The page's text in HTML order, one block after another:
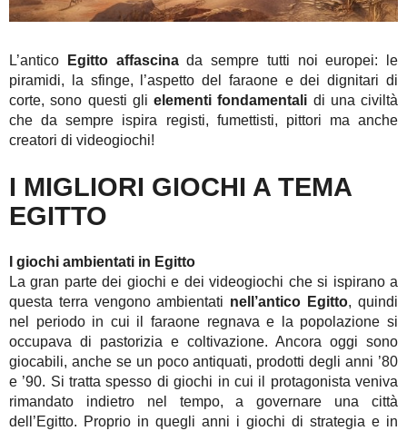
L’antico Egitto affascinada sempre tutti noi europei: le
piramidi, la sfinge, l’aspetto del faraone e dei dignitari di
corte, sono questi gli elementi fondamentali di una civiltà
che da sempre ispira registi, fumettisti, pittori ma anche
creatori di videogiochi!
I MIGLIORI GIOCHI A TEMA
EGITTO
I giochi ambientati in Egitto
La gran parte dei giochi e dei videogiochi che si ispirano a
questa terra vengono ambientati nell’antico Egitto, quindi
nel periodo in cui il faraone regnava e la popolazione si
occupava di pastorizia e coltivazione. Ancora oggi sono
giocabili, anche se un poco antiquati, prodotti degli anni ’80
e ’90. Si tratta spesso di giochi in cui il protagonista veniva
rimandato indietro nel tempo, a governare una città
dell’Egitto. Proprio in quegli anni i giochi di strategia e in